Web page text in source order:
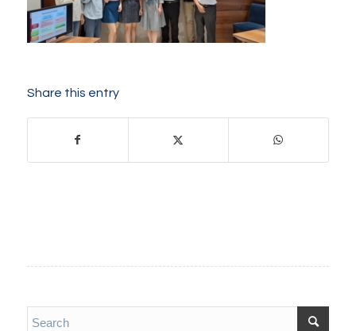
Share this entry